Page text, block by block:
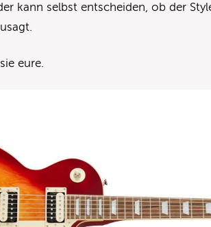
kann selbst entscheiden, ob der
eure.